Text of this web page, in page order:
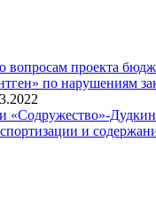
проекта
по нарушениям
«Содружество»-
и